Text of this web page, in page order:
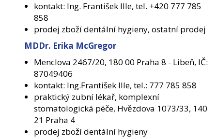
Spotřební materiál
Osvěžovače a vůně
(47)
Obaly, sáčky, pytle (20)
Dávkovače, zásobníky(47)
Praní a očista prádla(48)
Ultrazvukové čističky
kontakt: Ing. František Ille, tel. +420 777 785
858
prodej zboží dentální hygieny, ostatní prodej
MDDr. Erika McGregor
Menclova 2467/20, 180 00 Praha 8 - Libeň, IČ:
87049406
kontakt: Ing.František Ille, tel.: 777 785 858
praktický zubní lékař, komplexní
stomatologická péče, Hvězdova 1073/33, 140
21 Praha 4
prodej zboží dentální hygieny